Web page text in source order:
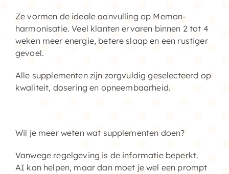
Winkelwagen
Zirbeldrüse detox
Ze vormen de ideale aanvulling op Memon-
harmonisatie. Veel klanten ervaren binnen 2 tot 4
weken meer energie, betere slaap en een rustiger
gevoel.
Alle supplementen zijn zorgvuldig geselecteerd op
kwaliteit, dosering en opneembaarheid.
Wil je meer weten wat supplementen doen?
Vanwege regelgeving is de informatie beperkt.
AI kan helpen, maar dan moet je wel een prompt